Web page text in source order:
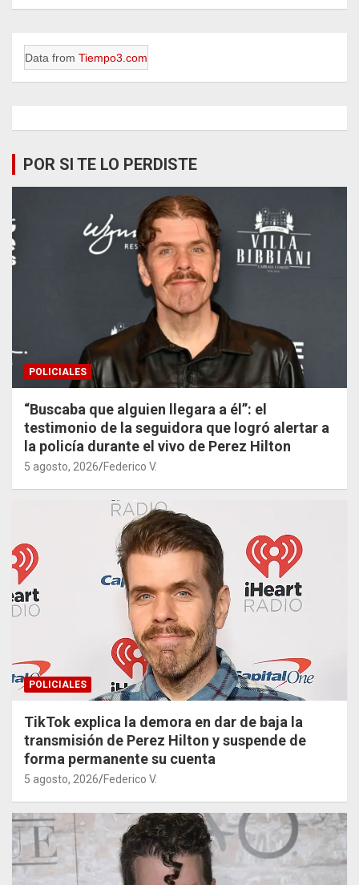
Data from Tiempo3.com
POR SI TE LO PERDISTE
POLICIALES
“Buscaba que alguien llegara a él”: el
testimonio de la seguidora que logró alertar a
la policía durante el vivo de Perez Hilton
5 agosto, 2026 Federico V.
POLICIALES
TikTok explica la demora en dar de baja la
transmisión de Perez Hilton y suspende de
forma permanente su cuenta
5 agosto, 2026 Federico V.